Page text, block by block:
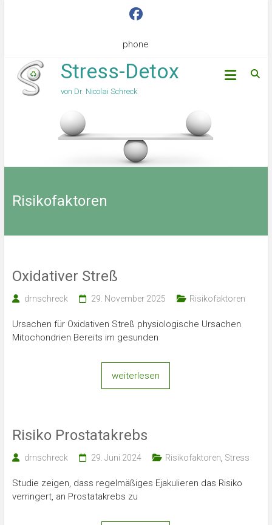
phone
Stress-Detox
von Dr. Nicolai Schreck
Risikofaktoren
Oxidativer Streß
drnschreck 29. November 2025 Risikofaktoren
Ursachen für Oxidativen Streß physiologische Ursachen
Mitochondrien Bereits im gesunden
weiterlesen
Risiko Prostatakrebs
drnschreck 29. Juni 2024 Risikofaktoren Stress
Studie zeigen, dass regelmäßiges Ejakulieren das Risiko
verringert, an Prostatakrebs zu